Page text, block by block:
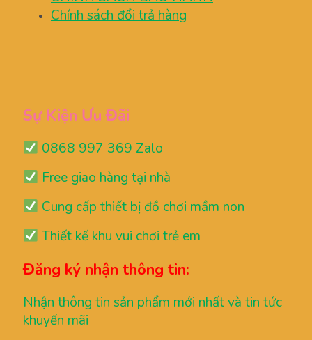
Chính sách đổi trả hàng
Sự Kiện Ưu Đãi
0868 997 369 Zalo
Free giao hàng tại nhà
Cung cấp thiết bị đồ chơi mầm non
Thiết kế khu vui chơi trẻ em
Đăng ký nhận thông tin:
Nhận thông tin sản phẩm mới nhất và tin tức
khuyến mãi